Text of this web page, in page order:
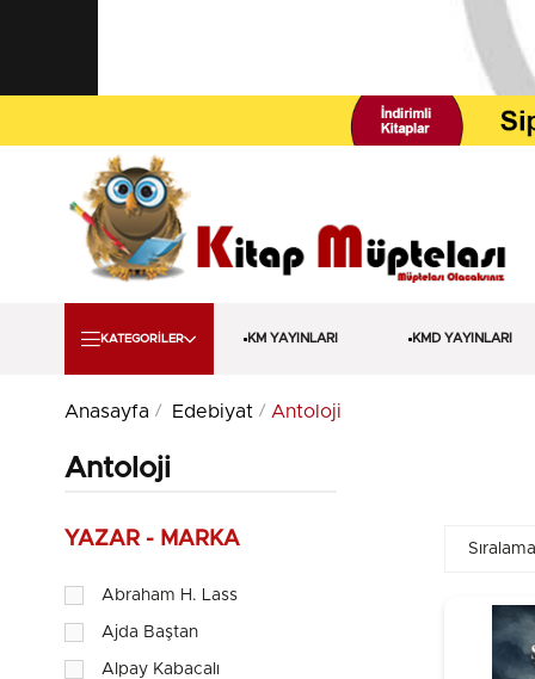
KATEGORİLER KM YAYINLARI KMD YAYINLARI
Anasayfa Edebiyat Antoloji
Antoloji
YAZAR - MARKA
Abraham H. Lass
Ajda Baştan
Alpay Kabacalı